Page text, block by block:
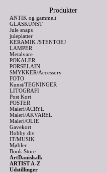
Produkter
ANTIK og gammelt
GLASKUNST
Jule snaps
juleplatter
KERAMIK /STENTOEJ
LAMPER
Metalvare
POKALER
PORSELAIN
SMYKKER/Accessory
FOTO
Kunst/TEGNINGER
LITOGRAFI
Post Kort
POSTER
Maleri/ACRYL
Maleri/AKVAREL
Maleri/OLIE
Gavekort
Hobby div
IT/MUSIK
Møbler
Book Store
ArtDanish.dk
ARTIST A-Z
Udstillinger